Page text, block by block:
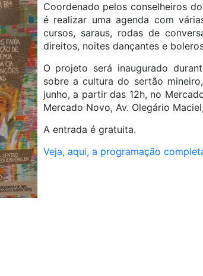
Coordenado pelos conselheiros
é realizar uma agenda com
cursos, saraus, rodas de
direitos, noites dançantes e
O projeto será inaugurado
sobre a cultura do sertão
junho, a partir das 12h, no
Mercado Novo, Av. Olegário
A entrada é gratuita.
Veja, aqui, a programação